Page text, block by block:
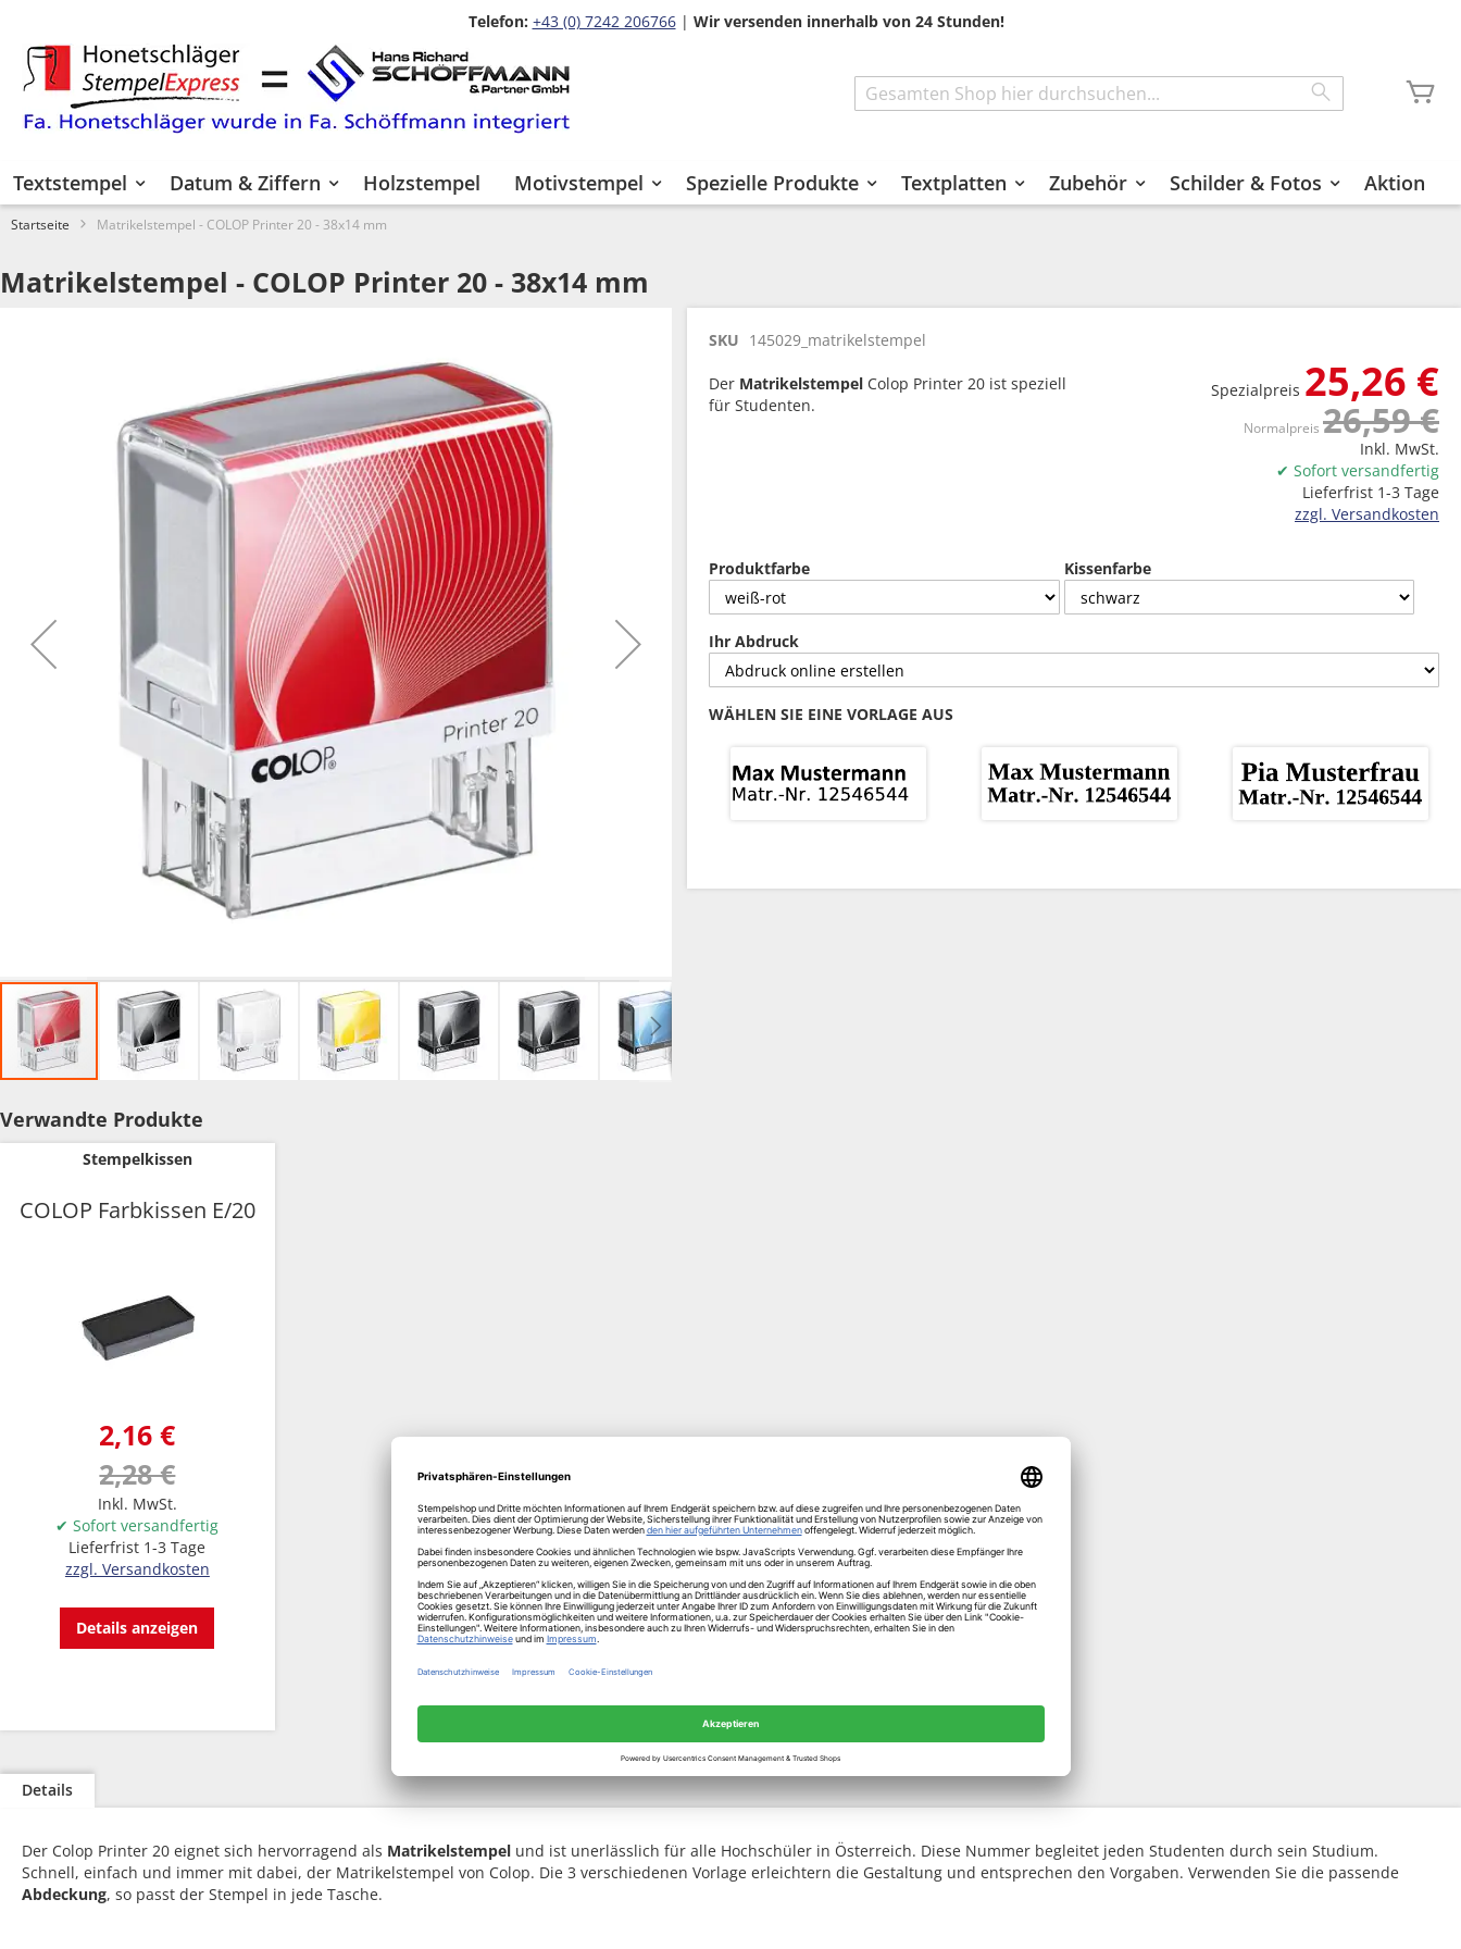
Telefon: +43 (0) 7242 206766| Wir versenden innerhalb von 24 Stunden!
Zum
Inhalt
springen
Textstempel Datum & Ziffern Holzstempel Motivstempel Spezielle Produkte Textplatten Zubehör Schilder & Fotos Aktion
Startseite Matrikelstempel - COLOP Printer 20 - 38x14 mm
Matrikelstempel - COLOP Printer 20 - 38x14 mm
Anfang
SKU 145029_matrikelstempel
Spezialpreis 25,26 €
Normalpreis 26,59 €
Inkl. MwSt.
✔ Sofort versandfertig
Lieferfrist 1-3 Tage
zzgl. Versandkosten
Der Matrikelstempel Colop Printer 20 ist speziell
für Studenten.
Produktfarbe Kissenfarbe
Ihr Abdruck
WÄHLEN SIE EINE VORLAGE AUS
Verwandte Produkte
Stempelkissen
COLOP Farbkissen E/20
2,16 €
2,28 €
Inkl. MwSt.
✔ Sofort versandfertig
Lieferfrist 1-3 Tage
zzgl. Versandkosten
Details anzeigen
Details
Der Colop Printer 20 eignet sich hervorragend als Matrikelstempel und ist unerlässlich für alle Hochschüler in Österreich. Diese Nummer begleitet jeden Studenten durch sein Studium.
Schnell, einfach und immer mit dabei, der Matrikelstempel von Colop. Die 3 verschiedenen Vorlage erleichtern die Gestaltung und entsprechen den Vorgaben. Verwenden Sie die passende
Abdeckung, so passt der Stempel in jede Tasche.